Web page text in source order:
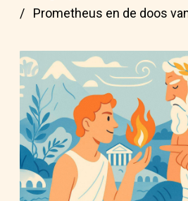
Prometheus en de doos